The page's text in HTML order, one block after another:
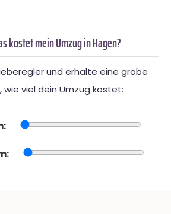
kostet mein Umzug in Hagen?
und erhalte eine grobe
wie viel dein Umzug kostet: